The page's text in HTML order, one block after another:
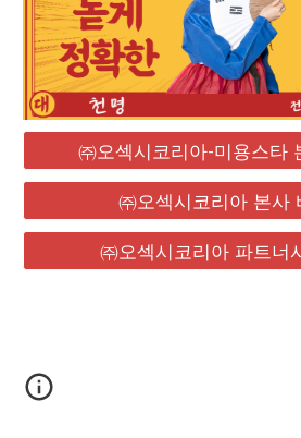
㈜오섹시코리아-미용스타
㈜오섹시코리아 본사
㈜오섹시코리아 파트너